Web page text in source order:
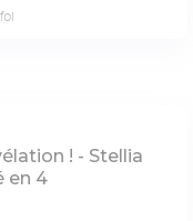
! - Stellia
en 4